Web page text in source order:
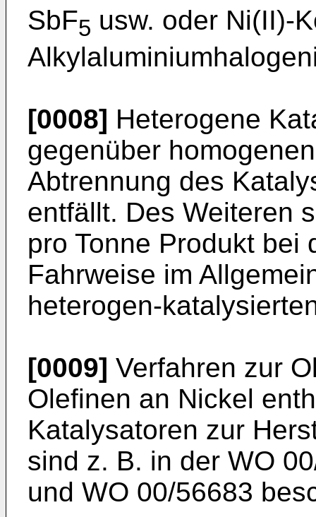
SbF5 usw. oder Ni(II)-
[0008] Heterogene
gegenüber
Abtrennung des
entfällt. Des Weiteren
pro Tonne Produkt bei
Fahrweise im
heterogen-
[0009] Verfahren zur
Olefinen an Nickel
Katalysatoren zur
sind z. B. in der WO
und WO 00/56683